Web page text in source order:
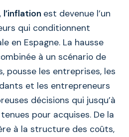
l’inflation est devenue l’un
qui conditionnent
en Espagne. La hausse
à un scénario de
pousse les entreprises, les
et les entrepreneurs
décisions qui jusqu’à
pour acquises. De la
à la structure des coûts,